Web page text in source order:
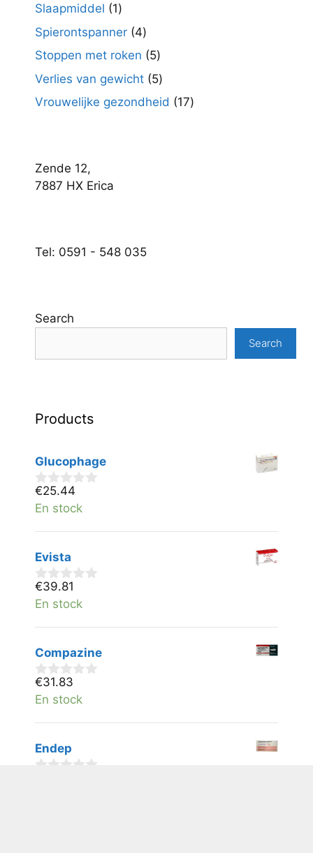
Slaapmiddel 11
product
Spierontspanner 44
producten
Stoppen met roken 55
producten
Verlies van gewicht 55
producten
Vrouwelijke gezondheid 1717
Zende 12,
7887 HX Erica
Tel: 0591 - 548 035
Search
Search
Products
Glucophage
0
v
n
€25.44
En stock
Evista
0
v
n
€39.81
En stock
Compazine
0
v
n
€31.83
En stock
Endep